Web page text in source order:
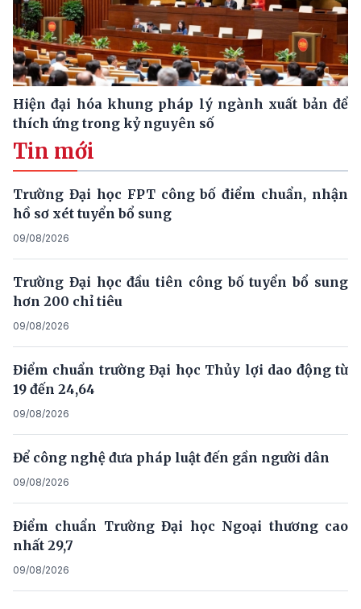
Hiện đại hóa khung pháp lý ngành xuất bản để
thích ứng trong kỷ nguyên số
Tin mới
Trường Đại học FPT công bố điểm chuẩn, nhận
hồ sơ xét tuyển bổ sung
09/08/2026
Trường Đại học đầu tiên công bố tuyển bổ sung
hơn 200 chỉ tiêu
09/08/2026
Điểm chuẩn trường Đại học Thủy lợi dao động từ
19 đến 24,64
09/08/2026
Để công nghệ đưa pháp luật đến gần người dân
09/08/2026
Điểm chuẩn Trường Đại học Ngoại thương cao
nhất 29,7
09/08/2026